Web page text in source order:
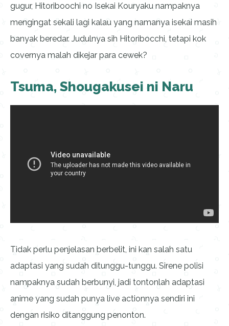
gugur, Hitoriboochi no Isekai Kouryaku nampaknya
mengingat sekali lagi kalau yang namanya isekai masih
banyak beredar. Judulnya sih Hitoribocchi, tetapi kok
covernya malah dikejar para cewek?
Tsuma, Shougakusei ni Naru
Tidak perlu penjelasan berbelit, ini kan salah satu
adaptasi yang sudah ditunggu-tunggu. Sirene polisi
nampaknya sudah berbunyi, jadi tontonlah adaptasi
anime yang sudah punya live actionnya sendiri ini
dengan risiko ditanggung penonton.